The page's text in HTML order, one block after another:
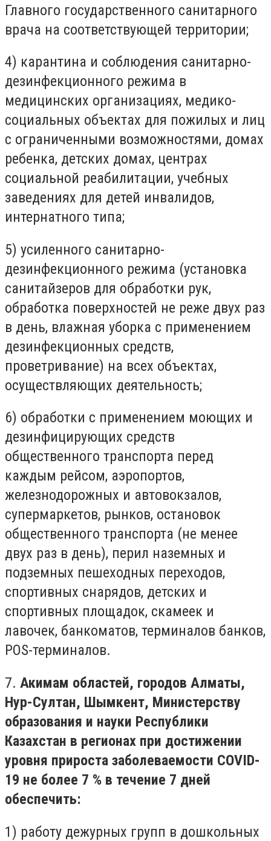
Главного государственного санитарного
врача на соответствующей территории;
4) карантина и соблюдения санитарно-
дезинфекционного режима в
медицинских организациях, медико-
социальных объектах для пожилых и лиц
с ограниченными возможностями, домах
ребенка, детских домах, центрах
социальной реабилитации, учебных
заведениях для детей инвалидов,
интернатного типа;
5) усиленного санитарно-
дезинфекционного режима (установка
санитайзеров для обработки рук,
обработка поверхностей не реже двух раз
в день, влажная уборка с применением
дезинфекционных средств,
проветривание) на всех объектах,
осуществляющих деятельность;
6) обработки с применением моющих и
дезинфицирующих средств
общественного транспорта перед
каждым рейсом, аэропортов,
железнодорожных и автовокзалов,
супермаркетов, рынков, остановок
общественного транспорта (не менее
двух раз в день), перил наземных и
подземных пешеходных переходов,
спортивных снарядов, детских и
спортивных площадок, скамеек и
лавочек, банкоматов, терминалов банков,
POS-терминалов.
7. Акимам областей, городов Алматы,
Нур-Султан, Шымкент, Министерству
образования и науки Республики
Казахстан в регионах при достижении
уровня прироста заболеваемости COVID-
19 не более 7 % в течение 7 дней
обеспечить:
1) работу дежурных групп в дошкольных